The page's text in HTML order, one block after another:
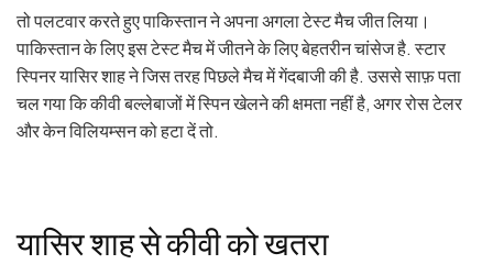
तो पलटवार करते हुए पाकिस्तान ने अपना अगला टेस्ट मैच जीत लिया।
पाकिस्तान के लिए इस टेस्ट मैच में जीतने के लिए बेहतरीन चांसेज है. स्टार
स्पिनर यासिर शाह ने जिस तरह पिछले मैच में गेंदबाजी की है. उससे साफ़ पता
चल गया कि कीवी बल्लेबाजों में स्पिन खेलने की क्षमता नहीं है, अगर रोस टेलर
और केन विलियम्सन को हटा दें तो.
यासिर शाह से कीवी को खतरा